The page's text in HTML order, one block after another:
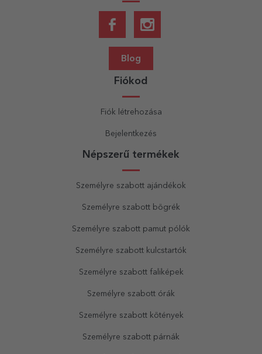
Blog
Fiókod
Fiók létrehozása
Bejelentkezés
Népszerű termékek
Személyre szabott ajándékok
Személyre szabott bögrék
Személyre szabott pamut pólók
Személyre szabott kulcstartók
Személyre szabott faliképek
Személyre szabott órák
Személyre szabott kötények
Személyre szabott párnák